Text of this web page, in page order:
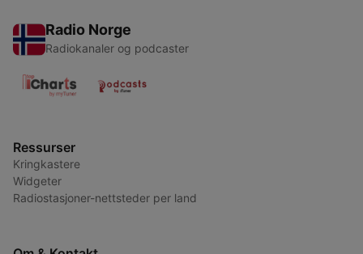
Radio Norge
Radiokanaler og podcaster
Ressurser
Kringkastere
Widgeter
Radiostasjoner-nettsteder per land